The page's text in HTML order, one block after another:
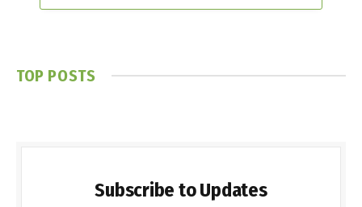
TOP POSTS
Subscribe to Updates